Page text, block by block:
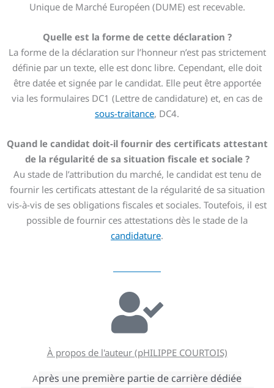
Unique de Marché Européen (DUME) est recevable.
Quelle est la forme de cette déclaration ?
La forme de la déclaration sur l’honneur n’est pas strictement
définie par un texte, elle est donc libre. Cependant, elle doit
être datée et signée par le candidat. Elle peut être apportée
via les formulaires DC1 (Lettre de candidature) et, en cas de
sous-traitance, DC4.
Quand le candidat doit-il fournir des certificats attestant
de la régularité de sa situation fiscale et sociale ?
Au stade de l’attribution du marché, le candidat est tenu de
fournir les certificats attestant de la régularité de sa situation
vis-à-vis de ses obligations fiscales et sociales. Toutefois, il est
possible de fournir ces attestations dès le stade de la
candidature.
À propos de l'auteur (pHILIPPE COURTOIS)
Après une première partie de carrière dédiée